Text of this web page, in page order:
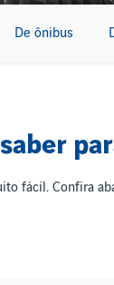
De ônibus
fácil. Confira